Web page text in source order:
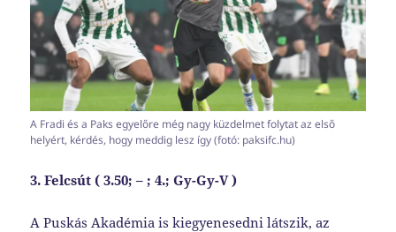
A Fradi és a Paks egyelőre még nagy küzdelmet folytat az első
helyért, kérdés, hogy meddig lesz így (fotó: paksifc.hu)
3. Felcsút ( 3.50;– ; 4.; Gy-Gy-V )
A Puskás Akadémia is kiegyenesedni látszik, az